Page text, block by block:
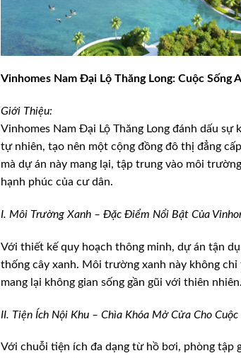
Vinhomes Nam Đại Lộ Thăng Long: Cuộc Sống
Giới Thiệu:
Vinhomes Nam Đại Lộ Thăng Long đánh dấu
tự nhiên, tạo nên một cộng đồng đô thị đẳng
mà dự án này mang lại, tập trung vào môi
hạnh phúc của cư dân.
I. Môi Trường Xanh – Đặc Điểm Nổi Bật Của
Với thiết kế quy hoạch thông minh, dự án tận
thống cây xanh. Môi trường xanh này không
mang lại không gian sống gần gũi với thiên nhiên.
II. Tiện Ích Nội Khu – Chìa Khóa Mở Cửa Cho Cuộc
Với chuỗi tiện ích đa dạng từ hồ bơi, phòng tập